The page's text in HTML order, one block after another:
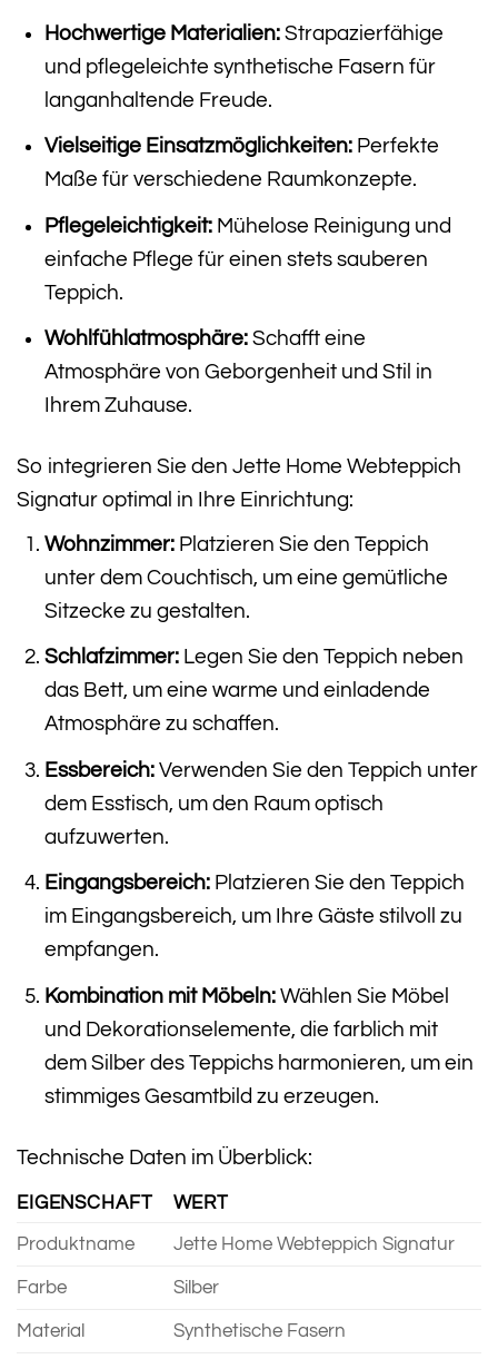
Hochwertige Materialien:Strapazierfähige
und pflegeleichte synthetische Fasern für
langanhaltende Freude.
Vielseitige Einsatzmöglichkeiten:Perfekte
Maße für verschiedene Raumkonzepte.
Pflegeleichtigkeit:Mühelose Reinigung und
einfache Pflege für einen stets sauberen
Teppich.
Wohlfühlatmosphäre:Schafft eine
Atmosphäre von Geborgenheit und Stil in
Ihrem Zuhause.
So integrieren Sie den Jette Home Webteppich
Signatur optimal in Ihre Einrichtung:
Wohnzimmer:Platzieren Sie den Teppich
unter dem Couchtisch, um eine gemütliche
Sitzecke zu gestalten.
Schlafzimmer:Legen Sie den Teppich neben
das Bett, um eine warme und einladende
Atmosphäre zu schaffen.
Essbereich:Verwenden Sie den Teppich unter
dem Esstisch, um den Raum optisch
aufzuwerten.
Eingangsbereich:Platzieren Sie den Teppich
im Eingangsbereich, um Ihre Gäste stilvoll zu
empfangen.
Kombination mit Möbeln:Wählen Sie Möbel
und Dekorationselemente, die farblich mit
dem Silber des Teppichs harmonieren, um ein
stimmiges Gesamtbild zu erzeugen.
Technische Daten im Überblick:
EIGENSCHAFT WERT
Produktname Jette Home Webteppich Signatur
Farbe Silber
Material Synthetische Fasern